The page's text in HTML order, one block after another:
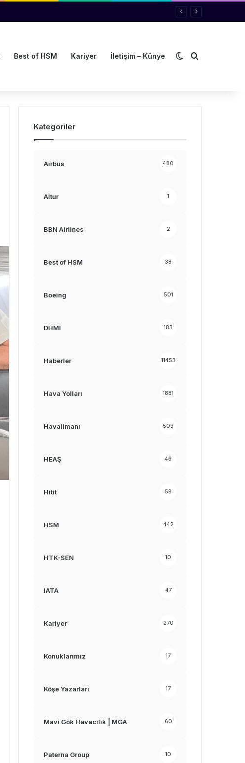
Best of HSM Kariyer İletişim – Künye Dış görünümü
Arama yap
Kategoriler
Airbus 480
Altur 1
BBN Airlines 2
Best of HSM 38
Boeing 501
DHMI 183
Haberler 11453
Hava Yolları 1881
Havalimanı 503
HEAŞ 46
Hitit 58
HSM 442
HTK-SEN 10
IATA 47
Kariyer 270
Konuklarımız 17
Köşe Yazarları 17
Mavi Gök Havacılık | MGA 60
Paterna Group 10